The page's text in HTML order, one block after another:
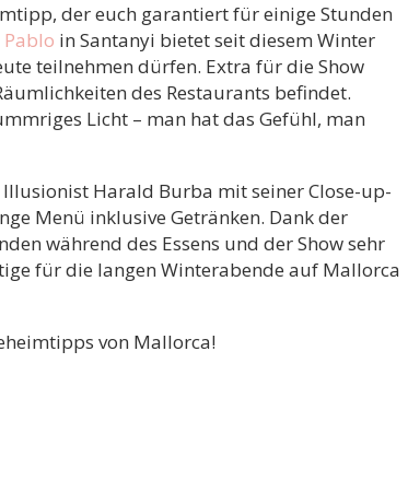
der euch garantiert für einige Stunden
Pablo in Santanyi bietet seit diesem Winter
teilnehmen dürfen. Extra für die Show
des Restaurants befindet.
Licht – man hat das Gefühl, man
Harald Burba mit seiner Close-up-
Menü inklusive Getränken. Dank der
während des Essens und der Show sehr
für die langen Winterabende auf Mallorca
von Mallorca!